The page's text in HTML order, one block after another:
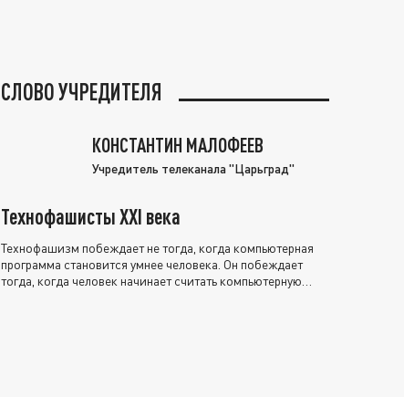
СЛОВО УЧРЕДИТЕЛЯ
КОНСТАНТИН МАЛОФЕЕВ
Учредитель телеканала "Царьград"
Технофашисты XXI века
Технофашизм побеждает не тогда, когда компьютерная
программа становится умнее человека. Он побеждает
тогда, когда человек начинает считать компьютерную